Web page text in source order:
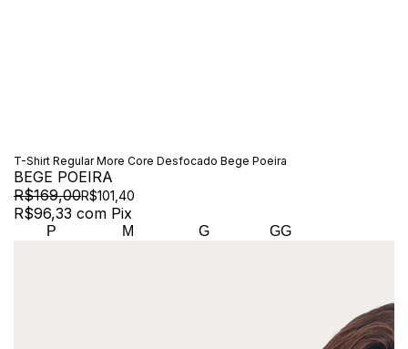
T-Shirt Regular More Core Desfocado Bege Poeira
BEGE POEIRA
R$169,00R$101,40
R$96,33 com Pix
P M G GG